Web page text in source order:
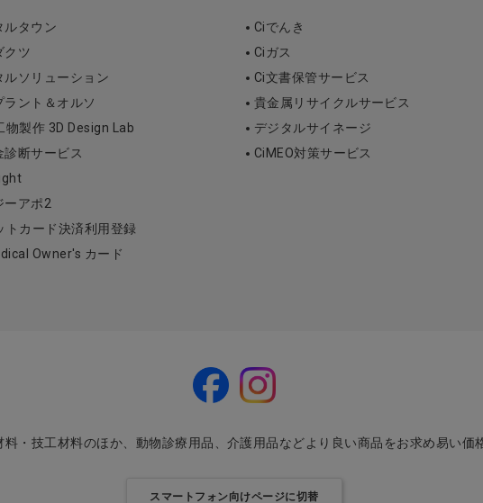
ルタウン
クツ
ルソリューション
ラント＆オルソ
物製作 3D Design Lab
診断サービス
ーアポ2
トカード決済利用登録
Owner's カード
Ciでんき
Ciガス
Ci文書保管サービス
貴金属リサイクルサービス
デジタルサイネージ
CiMEO対策サービス
・技工材料のほか、動物診療用品、介護用品などより良い商品をお求め易い価
スマートフォン向けページに切替